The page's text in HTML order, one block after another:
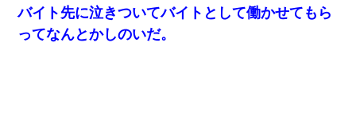
｢昨日はお兄ちゃんと一緒にお風呂に入っちゃった～｣とか
毎日兄の話をしていたA子が事故で亡くなった。→Ａ子のお
母さんの話に驚愕…
バイト先に泣きついてバイトとして働かせてもら
ってなんとかしのいだ。